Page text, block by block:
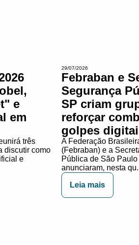
e
em
três
discutir como
e
29/07/2026
Febraban e
Segurança
SP criam
reforçar
golpes
A Federação
(Febraban) e a
Pública de São
anunciaram, nesta
Leia mais